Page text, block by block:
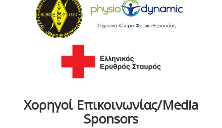
Χορηγοί Επικοινωνίας/Media
Sponsors